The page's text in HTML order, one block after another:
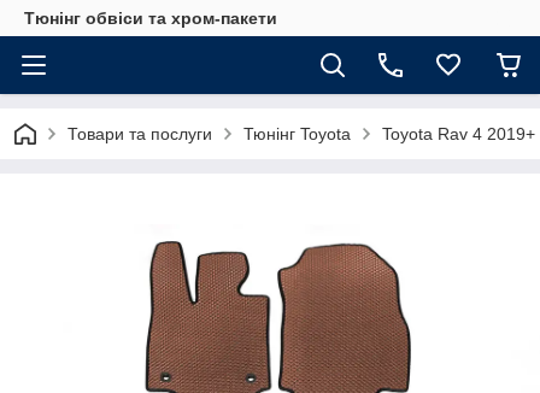
Тюнінг обвіси та хром-пакети
Товари та послуги Тюнінг Toyota Toyota Rav 4 2019+